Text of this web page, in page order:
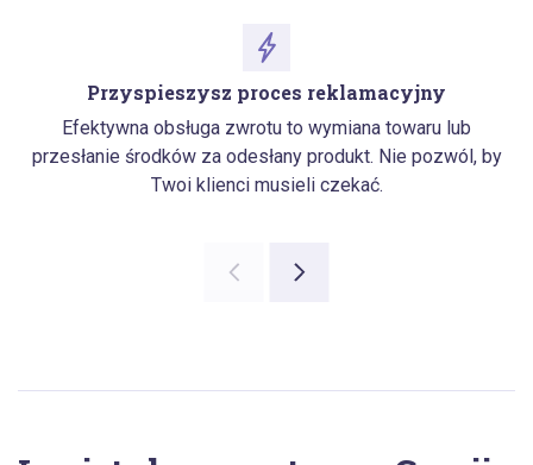
Przyspieszysz proces reklamacyjny
Efektywna obsługa zwrotu to wymiana towaru lub
przesłanie środków za odesłany produkt. Nie pozwól, by
Twoi klienci musieli czekać.